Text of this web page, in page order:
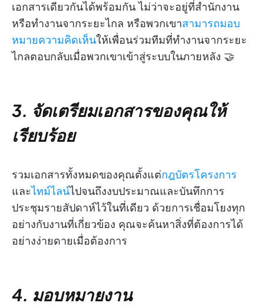
เอกสารเดียวกันได้พร้อมกัน ไม่ว่าจะอยู่ที่สำนักงาน
หรือทำงานจากระยะไกล หรือพวกเขาสามารถมอบ
หมายความคิดเห็นให้เพื่อนร่วมทีมที่ทำงานจากระยะ
ไกลตอบกลับเมื่อพวกเขาเข้าสู่ระบบในภายหลัง 🤝
3. จัดเตรียมเอกสารของคุณให้
เรียบร้อย
รวมเอกสารทั้งหมดของคุณตั้งแต่กฎบัตรโครงการ
และไทม์ไลน์ไปจนถึงงบประมาณและบันทึกการ
ประชุมรายสัปดาห์ไว้ในที่เดียว ด้วยการเชื่อมโยงทุก
อย่างกับงานที่เกี่ยวข้อง คุณจะค้นหาสิ่งที่ต้องการได้
อย่างง่ายดายเมื่อต้องการ
4. มอบหมายงาน